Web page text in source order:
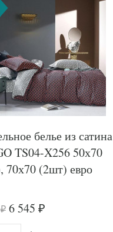
белье из сатина
TS04-X256 50х70
70х70 (2шт) евро
₽ 6 545 ₽